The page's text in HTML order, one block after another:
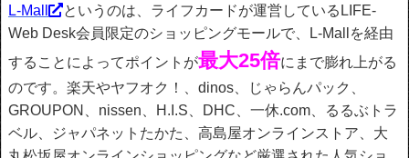
L-Mall
というのは、ライフカードが運営しているLIFE-
Web Desk会員限定のショッピングモールで、L-Mallを経由
することによってポイントが最大25倍にまで膨れ上がる
のです。楽天やヤフオク！、dinos、じゃらんパック、
GROUPON、nissen、H.I.S、DHC、一休.com、るるぶトラ
ベル、ジャパネットたかた、高島屋オンラインストア、大